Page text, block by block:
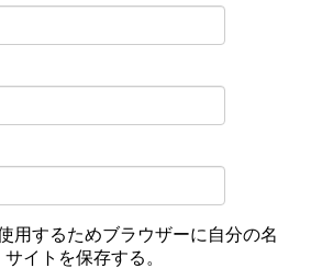
用するためブラウザーに自分の名
イトを保存する。